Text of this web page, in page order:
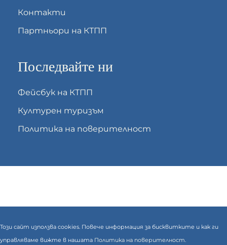
Контакти
Партньори на КТПП
Последвайте ни
Фейсбук на КТПП
Културен туризъм
Политика на поверителност
Този сайт използва cookies. Повече информация за бисквитките и как ги
управляваме вижте в нашата Политика на поверителност.